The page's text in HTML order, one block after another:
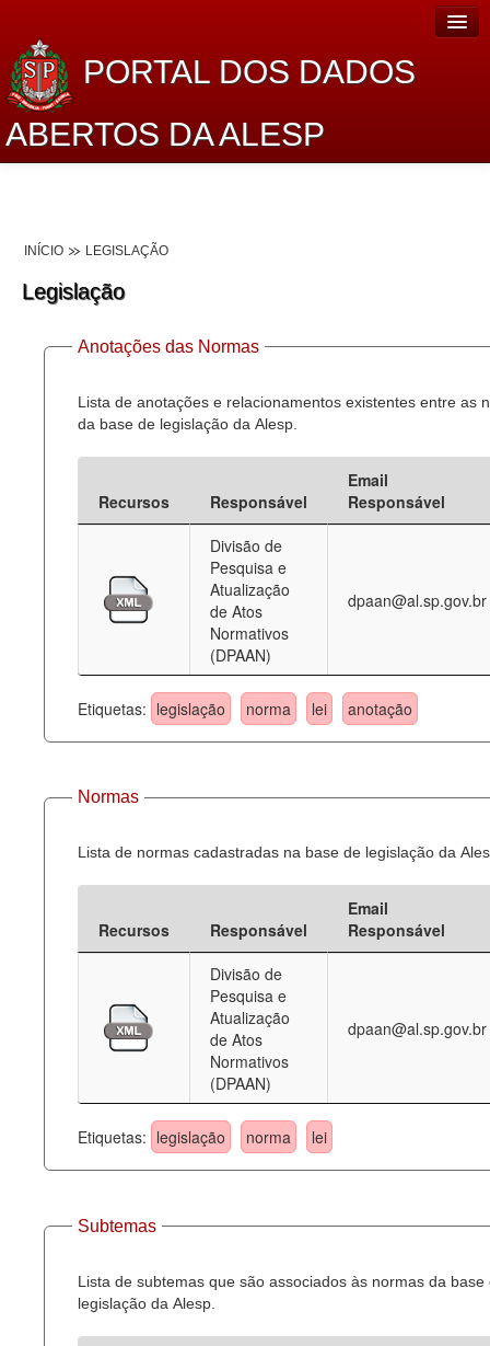
PORTAL DOS DADOS
ABERTOS DA ALESP
Dados Abertos Alesp
Lei de Acesso à Informação
Dados Governamentais Abertos
Planejamento
Deputados Estaduais
Legislação
Perguntas frequentes
Contato
INÍCIO LEGISLAÇÃO
Legislação
Anotações das Normas
Lista de anotações e relacionamentos existentes entre as
da base de legislação da Alesp.
Recursos Responsável
Email
Responsável
Divisão de
Pesquisa e
Atualização
de Atos
Normativos
(DPAAN)
dpaan@al.sp.gov.br
Etiquetas: legislação norma lei anotação
Normas
Lista de normas cadastradas na base de legislação da
Recursos Responsável
Email
Responsável
Divisão de
Pesquisa e
Atualização
de Atos
Normativos
(DPAAN)
dpaan@al.sp.gov.br
Etiquetas: legislação norma lei
Subtemas
Lista de subtemas que são associados às normas da base
legislação da Alesp.